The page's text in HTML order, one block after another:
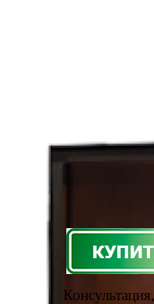
Консультация,